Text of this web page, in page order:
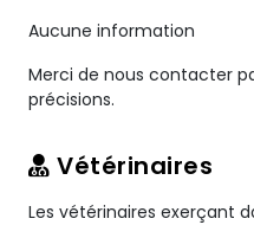
Aucune information
Merci de nous contacter
précisions.
Vétérinaires
Les vétérinaires exerçant